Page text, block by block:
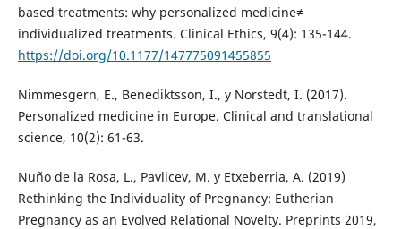
based treatments: why personalized medicine≠
individualized treatments. Clinical Ethics, 9(4): 135-144.
https://doi.org/10.1177/147775091455855
Nimmesgern, E., Benediktsson, I., y Norstedt, I. (2017).
Personalized medicine in Europe. Clinical and translational
science, 10(2): 61-63.
Nuño de la Rosa, L., Pavlicev, M. y Etxeberria, A. (2019)
Rethinking the Individuality of Pregnancy: Eutherian
Pregnancy as an Evolved Relational Novelty. Preprints 2019,